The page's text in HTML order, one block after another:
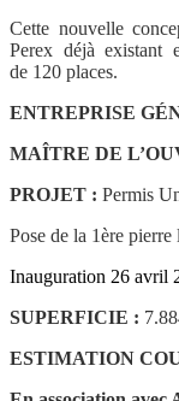
Cette nouvelle
Perex déjà existant
de 120 places.
ENTREPRISE
MAÎTRE DE
PROJET : Permis
Pose de la 1ère
Inauguration 26 avril
SUPERFICIE :
ESTIMATION